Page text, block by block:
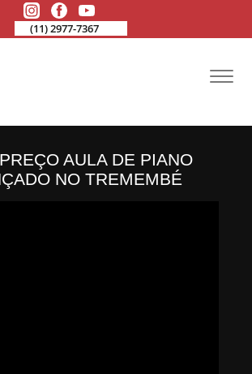
(11) 2977-7367
AULA DE PIANO
NO TREMEMBÉ